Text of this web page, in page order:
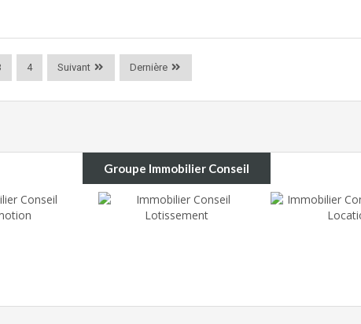
4 Suivant Dernière
Groupe Immobilier Conseil